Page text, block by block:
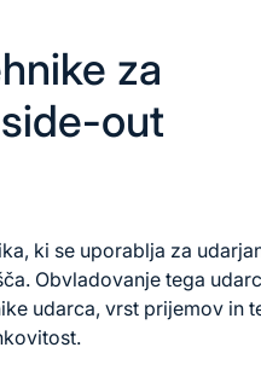
za
out
ki se uporablja za
Obvladovanje tega
udarca, vrst prijemov in